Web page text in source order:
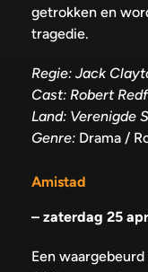
getrokken en
tragedie.
Regie: Jack
Cast: Robert
Land: Verenigde
Genre: Drama /
Amistad
– zaterdag 25
Een